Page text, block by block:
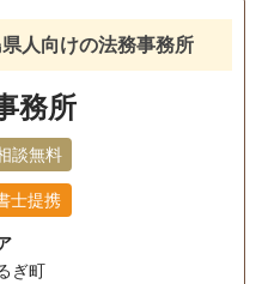
ますが、相談者と一緒に
きながら、課題解決を行っ
順については、簡単にご説
申告が必要な方は、税理士
地建物の手続きについて
対応可能です。 何か困りご
ければ対応させていただき
初回相談無料
事務所面談可
人向けの法務事務所
務所
談無料
士提携
ぎ町